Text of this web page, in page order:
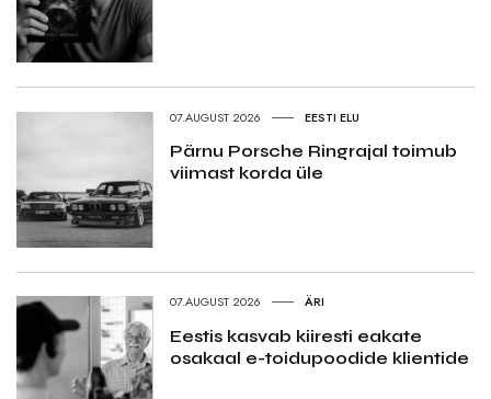
07.AUGUST 2026 EESTI ELU
Pärnu Porsche Ringrajal toimub
viimast korda üle
07.AUGUST 2026 ÄRI
Eestis kasvab kiiresti eakate
osakaal e-toidupoodide klientide